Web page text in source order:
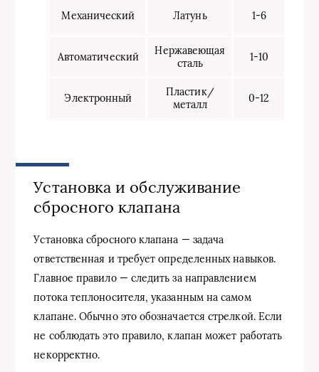
Механический Латунь 1-6
Автоматический
Нержавеющая
сталь
1-10
Электронный
Пластик/
металл
0-12
Установка и обслуживание
сбросного клапана
Установка сбросного клапана — задача
ответственная и требует определенных навыков.
Главное правило — следить за направлением
потока теплоносителя, указанным на самом
клапане. Обычно это обозначается стрелкой. Если
не соблюдать это правило, клапан может работать
некорректно.